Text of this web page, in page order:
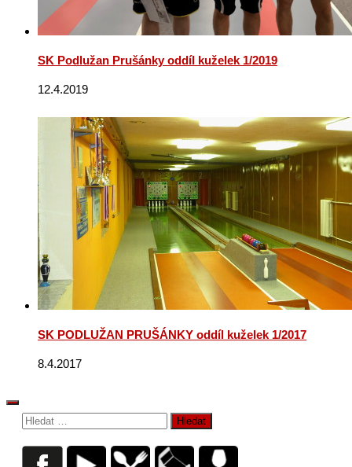
SK Podlužan Prušánky oddíl kuželek 1/2019
12.4.2019
SK PODLUŽAN PRUŠÁNKY oddíl kuželek 1/2017
8.4.2017
Vyhledávání